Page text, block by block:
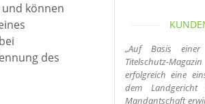
können
des
„Auf Basis einer
Titelschutz-
erfolgreich eine
dem
Mandantschaft